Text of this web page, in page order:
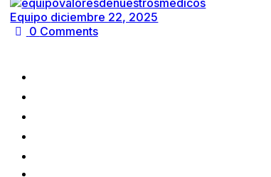
Equipo diciembre 22, 2025
0 Comments